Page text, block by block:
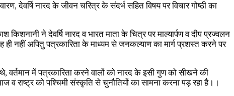
देवर्षि नारद के जीवन चरित्र के संदर्भ सहित विषय पर विचार गोष्ठी का
ने देवर्षि नारद व भारत माता के चित्र पर माल्यार्पण व दीप प्रज्वलन
ही नहीं अपितु पत्रकारिता के माध्यम से जनकल्याण का मार्ग प्रशस्त करने पर
थे, वर्तमान में पत्रकारिता करने वालों को नारद के इसी गुण को सीखने की
व राष्ट्र को पश्चिमी संस्कृति से चुनौतियों का सामना करना पड़ रहा है।।